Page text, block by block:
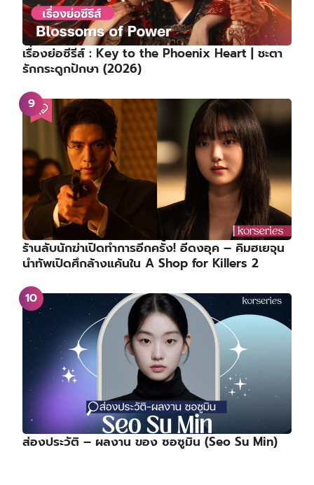
เรื่องย่อซีรีส์ : Key to the Phoenix Heart | ชะตา
รักกระดูกปักษา (2026)
ร้านลับนักฆ่าเปิดทำการอีกครั้ง! อีดงอุค – คิมฮเยจุน
นำทัพเปิดศึกล้างแค้นใน A Shop for Killers 2
ส่องประวัติ – ผลงาน ของ ซอซูมิน (Seo Su Min)